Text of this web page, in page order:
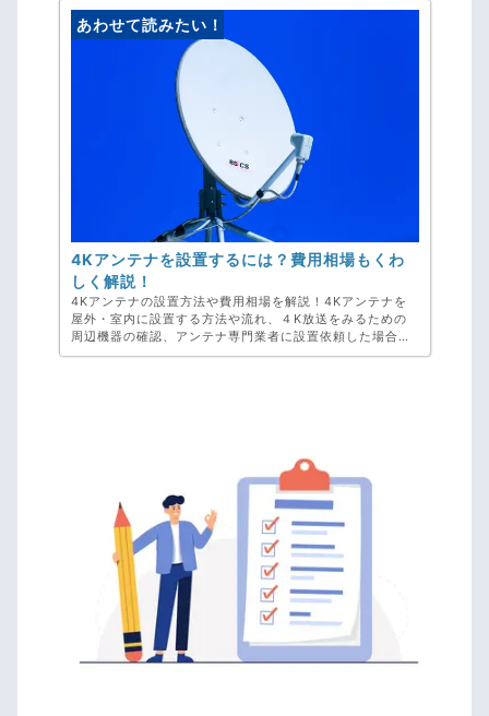
あわせて読みたい！
4Kアンテナを設置するには？費用相場もくわ
しく解説！
4Kアンテナの設置方法や費用相場を解説！4Kアンテナを
屋外・室内に設置する方法や流れ、４K放送をみるための
周辺機器の確認、アンテナ専門業者に設置依頼した場合の
費用相場にもふれています。